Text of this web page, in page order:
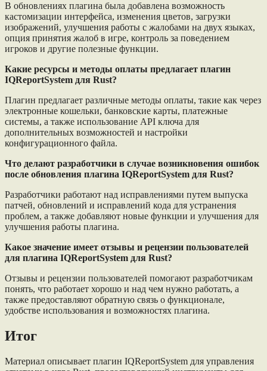
В обновлениях плагина была добавлена возможность
кастомизации интерфейса, изменения цветов, загрузки
изображений, улучшения работы с жалобами на двух языках,
опция принятия жалоб в игре, контроль за поведением
игроков и другие полезные функции.
Какие ресурсы и методы оплаты предлагает плагин
IQReportSystem для Rust?
Плагин предлагает различные методы оплаты, такие как через
электронные кошельки, банковские карты, платежные
системы, а также использование API ключа для
дополнительных возможностей и настройки
конфигурационного файла.
Что делают разработчики в случае возникновения ошибок
после обновления плагина IQReportSystem для Rust?
Разработчики работают над исправлениями путем выпуска
патчей, обновлений и исправлений кода для устранения
проблем, а также добавляют новые функции и улучшения для
улучшения работы плагина.
Какое значение имеет отзывы и рецензии пользователей
для плагина IQReportSystem для Rust?
Отзывы и рецензии пользователей помогают разработчикам
понять, что работает хорошо и над чем нужно работать, а
также предоставляют обратную связь о функционале,
удобстве использования и возможностях плагина.
Итог
Материал описывает плагин IQReportSystem для управления